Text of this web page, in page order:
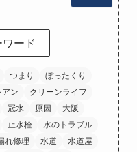
ード
つまり
ぼったくり
アン
クリーンライフ
冠水 原因
大阪
止水栓
水のトラブル
れ修理 水道
水道屋